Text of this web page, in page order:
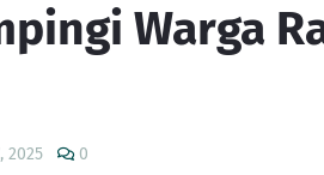
Warga
2025 0